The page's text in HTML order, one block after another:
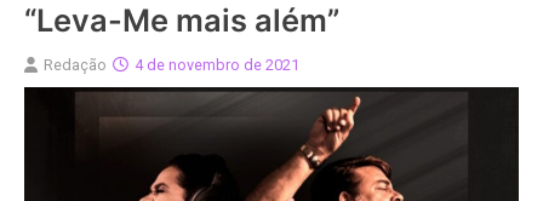
“Leva-Me mais além”
Redação 4 de novembro de 2021